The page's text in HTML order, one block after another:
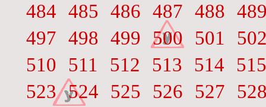
484 485 486 487 488
497 498 499 500 501
510
511 512 513 514
515
523 524 525 526 527